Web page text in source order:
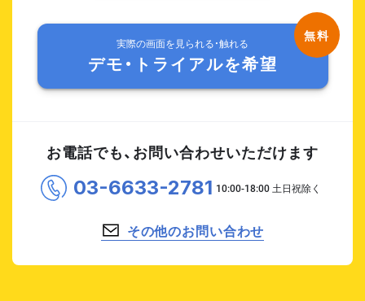
実際の画面を見られる・触れる
デモ・トライアルを希望
お電話でも、お問い合わせいただけます
03-6633-2781
その他のお問い合わせ